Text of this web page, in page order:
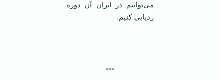
می‌توانیم در ایران آن دوره
ردیابی کنیم.
***